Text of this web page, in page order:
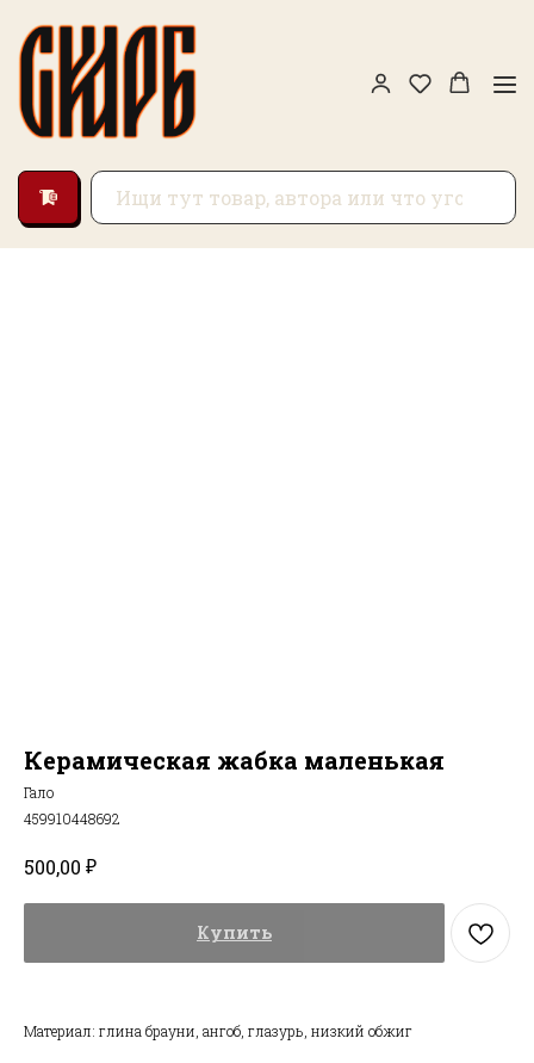
Керамическая жабка маленькая
Гало
459910448692
500,00 ₽
Купить
Материал: глина брауни, ангоб, глазурь, низкий обжиг